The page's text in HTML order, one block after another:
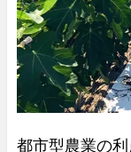
都市型農業の